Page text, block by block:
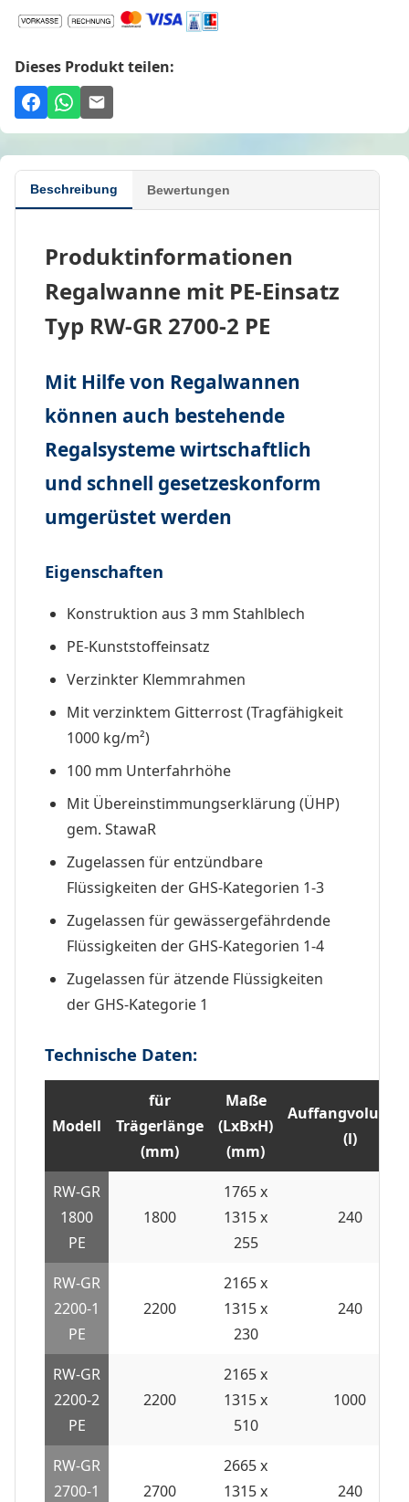
Dieses Produkt teilen:
Beschreibung Bewertungen
Produktinformationen
Regalwanne mit PE-Einsatz
Typ RW-GR 2700-2 PE
Mit Hilfe von Regalwannen
können auch bestehende
Regalsysteme wirtschaftlich
und schnell gesetzeskonform
umgerüstet werden
Eigenschaften
Konstruktion aus 3 mm Stahlblech
PE-Kunststoffeinsatz
Verzinkter Klemmrahmen
Mit verzinktem Gitterrost (Tragfähigkeit
1000 kg/m²)
100 mm Unterfahrhöhe
Mit Übereinstimmungserklärung (ÜHP)
gem. StawaR
Zugelassen für entzündbare
Flüssigkeiten der GHS-Kategorien 1-3
Zugelassen für gewässergefährdende
Flüssigkeiten der GHS-Kategorien 1-4
Zugelassen für ätzende Flüssigkeiten
der GHS-Kategorie 1
Technische Daten:
Modell
für
Trägerlänge
(mm)
Maße
(LxBxH)
(mm)
(l)
RW-GR
1800
PE
1800
1765 x
1315 x
255
240
RW-GR
2200-1
PE
2200
2165 x
1315 x
230
240
RW-GR
2200-2
PE
2200
2165 x
1315 x
510
1000
RW-GR
2700-1
2700
2665 x
1315 x
240